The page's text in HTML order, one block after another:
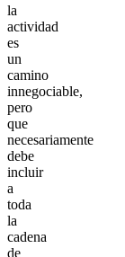
la
actividad
es
un
camino
innegociable,
pero
que
necesariamente
debe
incluir
a
toda
la
cadena
de